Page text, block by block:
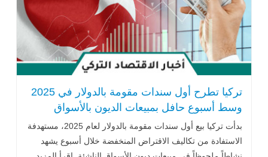
تركيا تطرح أول سندات مقومة بالدولار في 2025
وسط أسبوع حافل بمبيعات الديون بالأسواق
الناشئة
بدأت تركيا بيع أول سندات مقومة بالدولار لعام 2025، مستهدفة
الاستفادة من تكاليف الاقتراض المنخفضة خلال أسبوع يشهد